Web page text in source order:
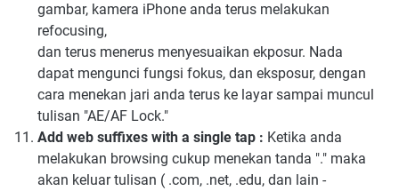
gambar, kamera iPhone anda terus melakukan
refocusing,
dan terus menerus menyesuaikan ekposur. Nada
dapat mengunci fungsi fokus, dan eksposur, dengan
cara menekan jari anda terus ke layar sampai muncul
tulisan "AE/AF Lock."
Add web suffixes with a single tap : Ketika anda
melakukan browsing cukup menekan tanda "." maka
akan keluar tulisan ( .com, .net, .edu, dan lain -